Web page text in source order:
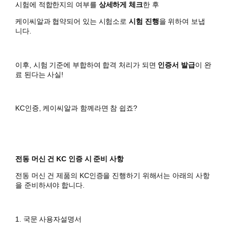
시험에 적합한지의 여부를 상세하게 체크한 후
케이씨알과 협약되어 있는 시험소로시험 진행을 위하여 보냅
니다.
이후, 시험 기준에 부합하여 합격 처리가 되면 인증서 발급이 완
료 된다는 사실!
KC인증, 케이씨알과 함께라면 참 쉽죠?
전동 머신 건 KC 인증 시 준비 사항
전동 머신 건 제품의 KC인증을 진행하기 위해서는 아래의 사항
을 준비하셔야 합니다.
1. 국문 사용자설명서